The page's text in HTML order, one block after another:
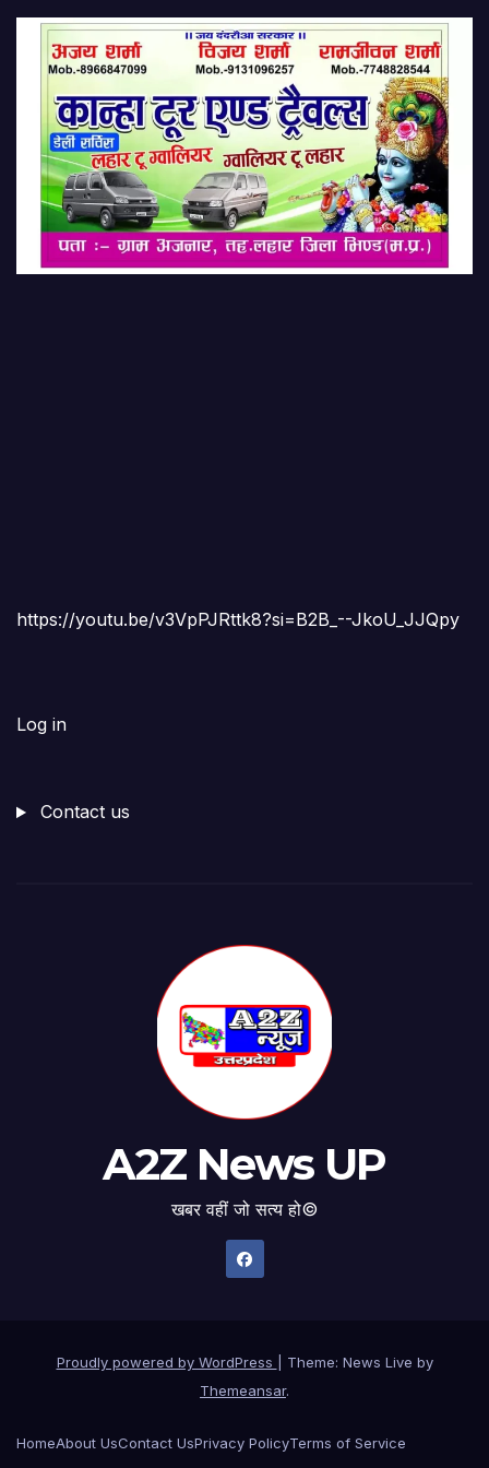
https://youtu.be/v3VpPJRttk8?si=B2B_--JkoU_JJQpy
Log in
Contact us
A2Z News UP
खबर वहीं जो सत्य हो©
Proudly powered by WordPress
Theme: News Live by
Themeansar.
HomeAbout UsContact UsPrivacy PolicyTerms of Service